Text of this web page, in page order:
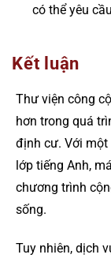
có thể yêu
Kết luận
Thư viện công
hơn trong quá
định cư. Với một
lớp tiếng Anh,
chương trình
sống.
Tuy nhiên, dịch